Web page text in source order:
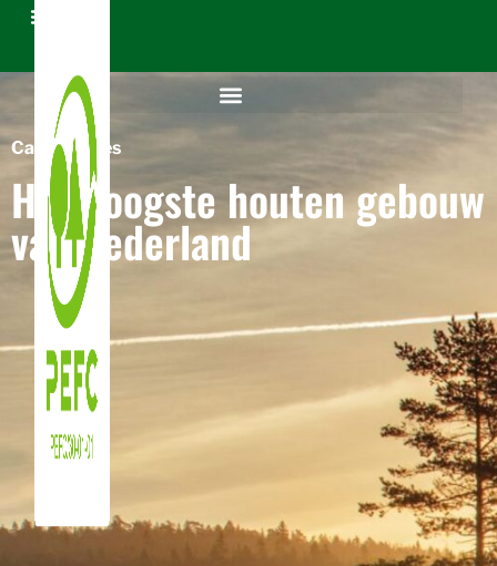
Case Studies
Het hoogste houten gebouw
van Nederland